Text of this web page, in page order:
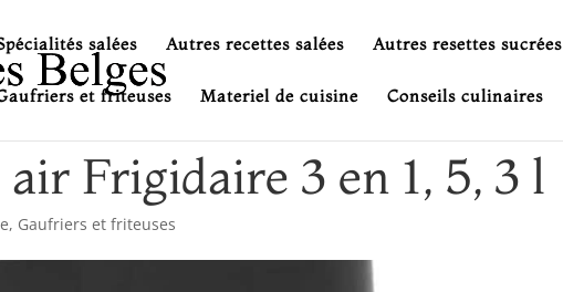
salées Autres recettes salées Autres resettes sucrées
et friteuses Materiel de cuisine Conseils culinaires
Frigidaire 3 en 1, 5, 3 l
, Gaufriers et friteuses